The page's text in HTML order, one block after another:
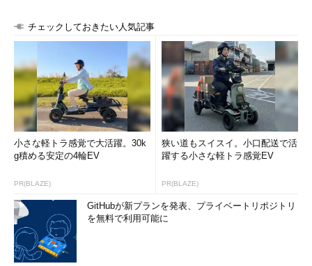
チェックしておきたい人気記事
小さな軽トラ感覚で大活躍。30k
g積める安定の4輪EV
PR(BLAZE)
狭い道もスイスイ。小口配送で活
躍する小さな軽トラ感覚EV
PR(BLAZE)
GitHubが新プランを発表、プライベートリポジトリ
を無料で利用可能に